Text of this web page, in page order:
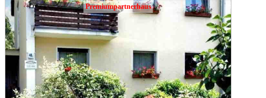
Premiumpartnerhaus